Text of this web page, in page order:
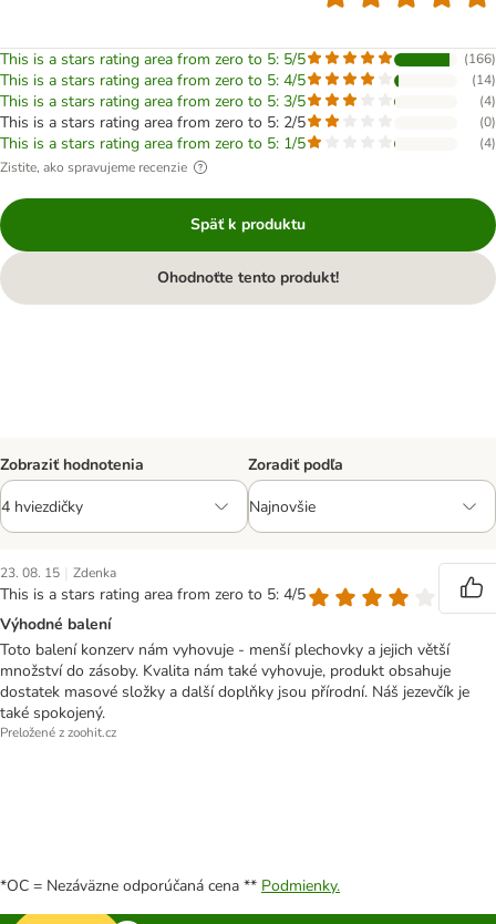
This is a stars rating area from zero to 5: 5/5 (166)
This is a stars rating area from zero to 5: 4/5 (14)
This is a stars rating area from zero to 5: 3/5 (4)
This is a stars rating area from zero to 5: 2/5 (0)
This is a stars rating area from zero to 5: 1/5 (4)
Zistite, ako spravujeme recenzie
Späť k produktu
Ohodnoťte tento produkt!
Zobraziť hodnotenia Zoradiť podľa
23. 08. 15 | Zdenka
This is a stars rating area from zero to 5: 4/5
Výhodné balení
Toto balení konzerv nám vyhovuje - menší plechovky a jejich větší
množství do zásoby. Kvalita nám také vyhovuje, produkt obsahuje
dostatek masové složky a další doplňky jsou přírodní. Náš jezevčík je
také spokojený.
Preložené z zoohit.cz
*OC = Nezáväzne odporúčaná cena ** Podmienky.